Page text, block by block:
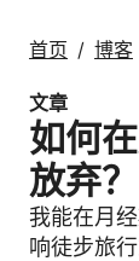
首页 博客
文章
如何
放弃？
我能在月
响徒步旅